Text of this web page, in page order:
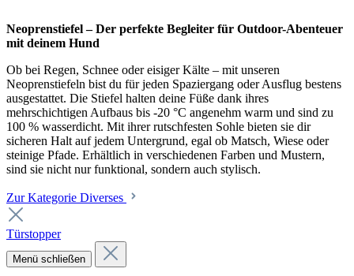
Neoprenstiefel – Der perfekte Begleiter für Outdoor-Abenteuer
mit deinem Hund
Ob bei Regen, Schnee oder eisiger Kälte – mit unseren
Neoprenstiefeln bist du für jeden Spaziergang oder Ausflug bestens
ausgestattet. Die Stiefel halten deine Füße dank ihres
mehrschichtigen Aufbaus bis -20 °C angenehm warm und sind zu
100 % wasserdicht. Mit ihrer rutschfesten Sohle bieten sie dir
sicheren Halt auf jedem Untergrund, egal ob Matsch, Wiese oder
steinige Pfade. Erhältlich in verschiedenen Farben und Mustern,
sind sie nicht nur funktional, sondern auch stylisch.
Zur Kategorie Diverses
Türstopper
Menü schließen